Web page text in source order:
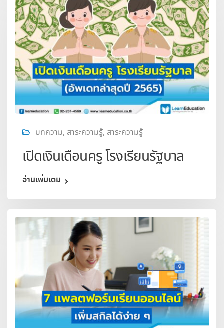
บทความ, สาระความรู้, สาระความรู้
เปิดเงินเดือนครู โรงเรียนรัฐบาล
อ่านเพิ่มเติม